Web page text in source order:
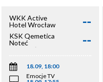
WKK Active
Hotel Wrocław
--
KSK Qemetica
Noteć
Inowrocław
--
18.09, 18:00
Emocje TV